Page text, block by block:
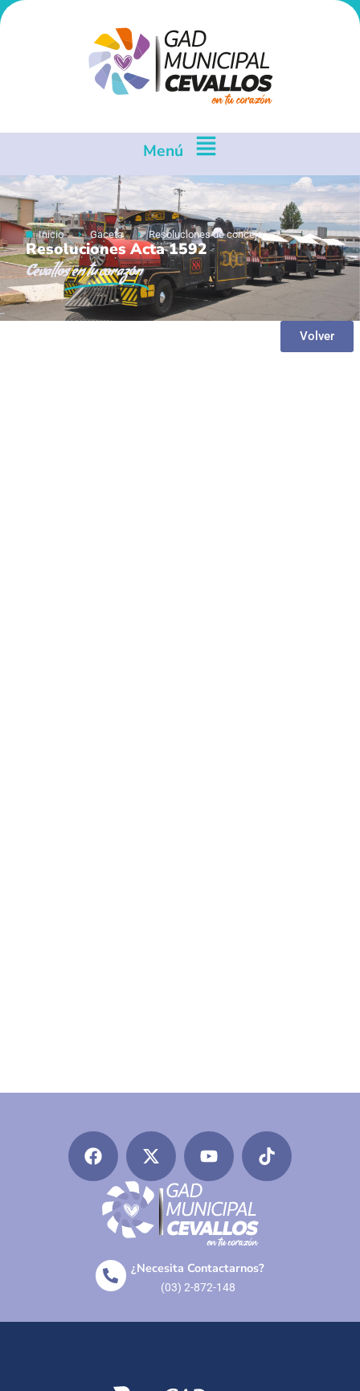
Menú
Inicio Gaceta Resoluciones de concejo
Resoluciones Acta 1592
Cevallosen tu corazón
Volver
¿Necesita Contactarnos?
(03) 2-872-148